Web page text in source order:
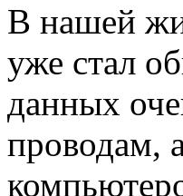
В нашей
уже стал
данных
проводам,